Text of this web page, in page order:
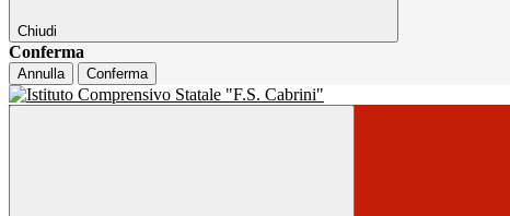
Chiudi
Conferma
Annulla Conferma